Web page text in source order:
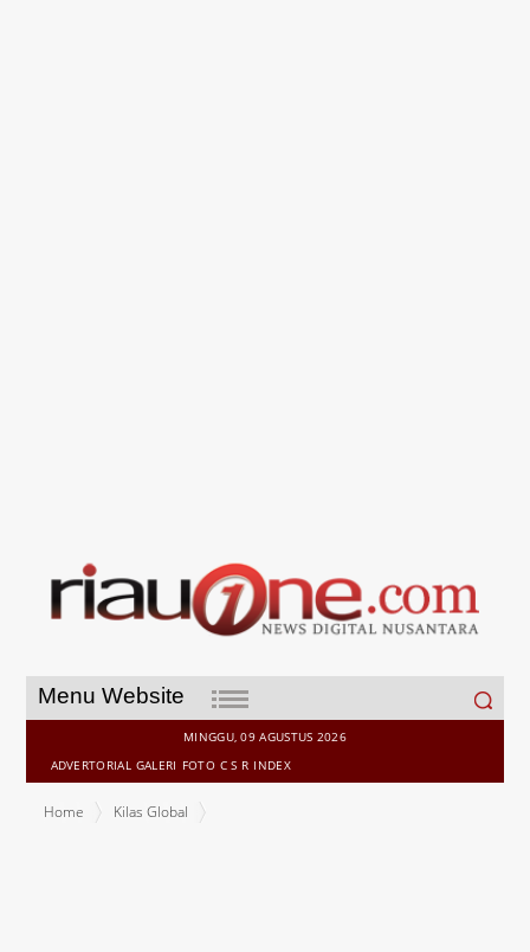
Menu Website
Search
for:
MINGGU, 09 AGUSTUS 2026
ADVERTORIAL GALERI FOTO C S R INDEX
Home
Kilas Global